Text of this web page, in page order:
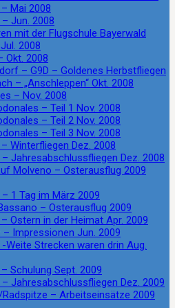
Mai 2008
Jun. 2008
mit der Flugschule Bayerwald
2008
Okt. 2008
– G9D – Goldenes Herbstfliegen
– „Anschleppen“ Okt. 2008
– Nov. 2008
– Teil 1 Nov. 2008
– Teil 2 Nov. 2008
– Teil 3 Nov. 2008
Winterfliegen Dez. 2008
Jahresabschlussfliegen Dez. 2008
Molveno – Osterausflug 2009
1 Tag im März 2009
– Osterausflug 2009
Ostern in der Heimat Apr. 2009
– Impressionen Jun. 2009
Weite Strecken waren drin Aug.
Schulung Sept. 2009
Jahresabschlussfliegen Dez. 2009
– Arbeitseinsätze 2009